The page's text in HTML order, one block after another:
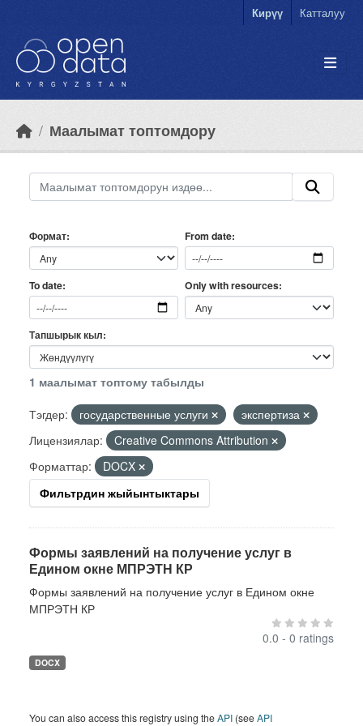
Кирүү Катталуу
Маалымат топтомдору
Формат From date
To date Only with resources
Тапшырык кыл
1 маалымат топтому табылды
Тэгдер:
государственные услуги
экспертиза
Лицензиялар:
Creative Commons Attribution
Форматтар:
DOCX
Фильтрдин жыйынтыктары
Формы заявлений на получение услуг в
Едином окне МПРЭТН КР
Формы заявлений на получение услуг в Едином окне
МПРЭТН КР
0.0 - 0 ratings
DOCX
You can also access this registry using theAPI (seeAPI